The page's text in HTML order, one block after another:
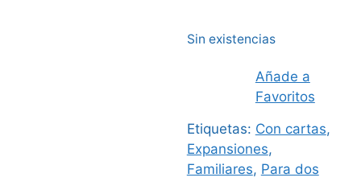
era:
4,99 €.
actual
es:
4,99 €.
Sin existencias
Añade a
Favoritos
Etiquetas: Con cartas,
Expansiones,
Familiares, Para dos